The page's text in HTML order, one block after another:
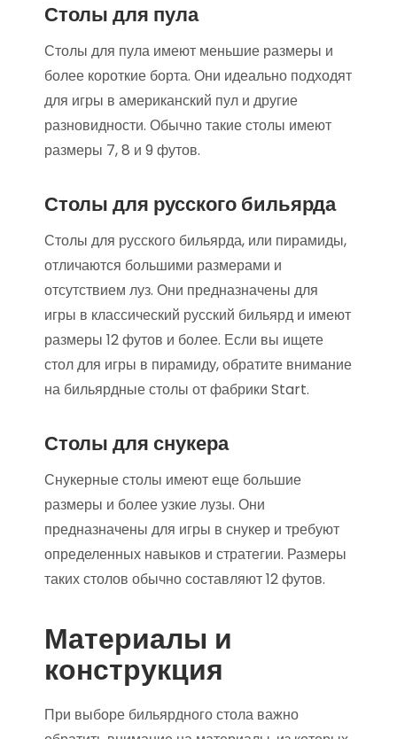
Столы для пула
Столы для пула имеют меньшие размеры и
более короткие борта. Они идеально подходят
для игры в американский пул и другие
разновидности. Обычно такие столы имеют
размеры 7, 8 и 9 футов.
Столы для русского бильярда
Столы для русского бильярда, или пирамиды,
отличаются большими размерами и
отсутствием луз. Они предназначены для
игры в классический русский бильярд и имеют
размеры 12 футов и более. Если вы ищете
стол для игры в пирамиду, обратите внимание
на бильярдные столы от фабрики Start.
Столы для снукера
Снукерные столы имеют еще большие
размеры и более узкие лузы. Они
предназначены для игры в снукер и требуют
определенных навыков и стратегии. Размеры
таких столов обычно составляют 12 футов.
Материалы и
конструкция
При выборе бильярдного стола важно